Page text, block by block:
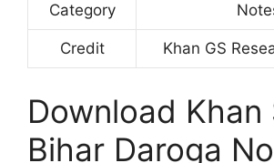
Category
Credit Khan GS
Download Khan
Bihar Daroga